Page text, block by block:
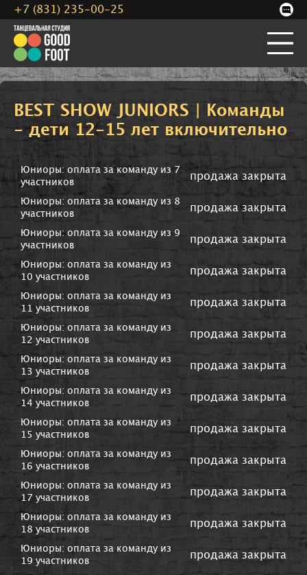
BEST SHOW JUNIORS | Команды
- дети 12-15 лет включительно
Юниоры: оплата за команду из 7
участников
продажа закрыта
Юниоры: оплата за команду из 8
участников
продажа закрыта
Юниоры: оплата за команду из 9
участников
продажа закрыта
Юниоры: оплата за команду из
10 участников
продажа закрыта
Юниоры: оплата за команду из
11 участников
продажа закрыта
Юниоры: оплата за команду из
12 участников
продажа закрыта
Юниоры: оплата за команду из
13 участников
продажа закрыта
Юниоры: оплата за команду из
14 участников
продажа закрыта
Юниоры: оплата за команду из
15 участников
продажа закрыта
Юниоры: оплата за команду из
16 участников
продажа закрыта
Юниоры: оплата за команду из
17 участников
продажа закрыта
Юниоры: оплата за команду из
18 участников
продажа закрыта
Юниоры: оплата за команду из
19 участников
продажа закрыта
+7 (831) 235-00-25